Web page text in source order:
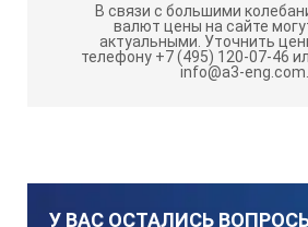
индикация атмосферного
индикация неисправностей.
-40 до + 60
В связи с большими
валют цены на сайте
актуальными. Уточнить
телефону +7 (495) 120-07-46
info@a3-eng.com.
У ВАС ОСТАЛИСЬ